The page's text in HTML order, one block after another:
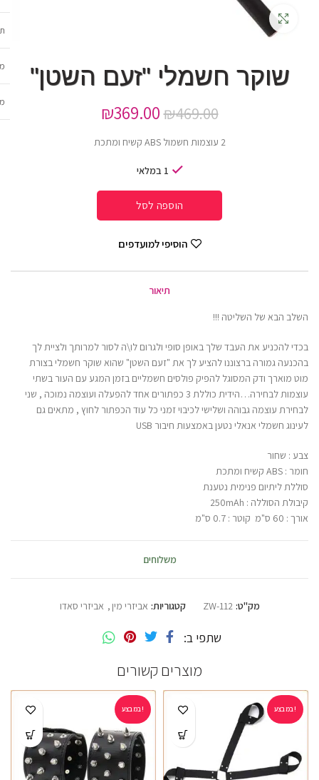
שוקר חשמלי "זעם השטן"
₪469.00
₪369.00
2 עוצמות חשמול ABS קשיח ומתכת
1 במלאי
הוספה לסל
הוסיפי למועדפים
תיאור
השלב הבא של השליטה !!!
בכדי להכניע את העבד שלך באופן סופי ולגרום לו\ה לסור למרותך ולציית לך
בהכנעה גמורה ברצוננו להציע לך את "זעם השטן" שהוא שוקר חשמלי בצורת
מוט מוארך ודק המסוגל להפיק פולסים חשמליים בזמן המגע עם העור בשתי
עוצמות לבחירה…הידית כוללת 3 כפתורים אחד להפעלה ועוצמה נמוכה , שני
לבחירת עוצמה גבוהה ושלישי לכיבוי זמני כל עוד הכפתור לחוץ , מתאים גם
לעינוג חשמלי אנאלי נטען באמצעות חיבור USB
צבע : שחור
חומר : ABS קשיח ומתכת
סוללת ליתיום פנימית נטענת
קיבולת הסוללה : 250mAh
אורך : 60 ס"מ קוטר : 0.7 ס"מ
משלוחים
מק"ט: ZW-112 קטגוריות: אביזרי מין, אביזרי סאדו
שתפי ב
מוצרים קשורים
במבצע! במבצע!